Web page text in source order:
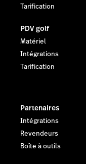
Tarification
PDV golf
Matériel
Intégrations
Tarification
Partenaires
Intégrations
Revendeurs
Boîte à outils